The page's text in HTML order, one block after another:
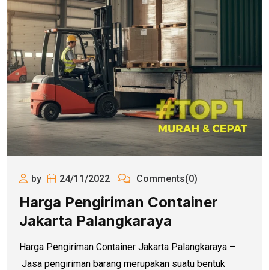
by 24/11/2022 Comments(0)
Harga Pengiriman Container
Jakarta Palangkaraya
Harga Pengiriman Container Jakarta Palangkaraya –
Jasa pengiriman barang merupakan suatu bentuk